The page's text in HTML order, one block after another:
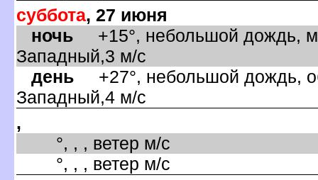
суббота, 27 июня
ночь +15°, небольшой дождь,
Западный,3 м/с
день +27°, небольшой дождь,
Западный,4 м/с
,
°, , , ветер м/с
°, , , ветер м/с